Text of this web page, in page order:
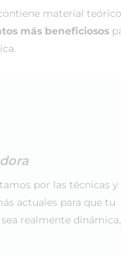
material
más beneficiosos
por las técnicas y
actuales para que tu
realmente dinámica,